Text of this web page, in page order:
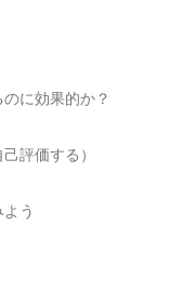
に効果的か？
評価する）
う